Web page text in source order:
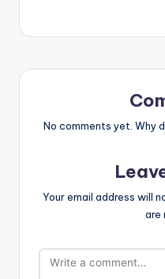
No comments yet. Why
Your email address will
are